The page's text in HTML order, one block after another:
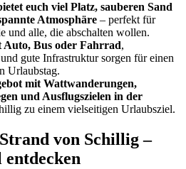
euch viel Platz, sauberen Sand
Atmosphäre – perfekt für
und alle, die abschalten wollen.
Auto, Bus oder Fahrrad,
gute Infrastruktur sorgen für einen
Urlaubstag.
mit Wattwanderungen,
und Ausflugszielen in der
zu einem vielseitigen Urlaubsziel.
von Schillig –